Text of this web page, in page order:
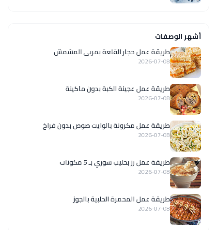
أشهر الوصفات
طريقة عمل حجار القلعة بمربى المشمش
2026-07-08
طريقة عمل عجينة الكبة بدون ماكينة
2026-07-08
طريقة عمل مكرونة بالوايت صوص بدون فراخ
2026-07-08
طريقة عمل رز بحليب سوري بـ 5 مكونات
2026-07-08
طريقة عمل المحمرة الحلبية بالجوز
2026-07-08